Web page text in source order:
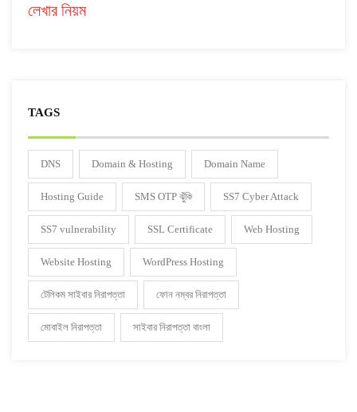
TAGS
DNS Domain & Hosting Domain Name
Hosting Guide SMS OTP ঝুঁকি SS7 Cyber Attack
SS7 vulnerability SSL Certificate Web Hosting
Website Hosting WordPress Hosting
টেলিকম সাইবার নিরাপত্তা ফোন নম্বর নিরাপত্তা
মোবাইল নিরাপত্তা সাইবার নিরাপত্তা বাংলা